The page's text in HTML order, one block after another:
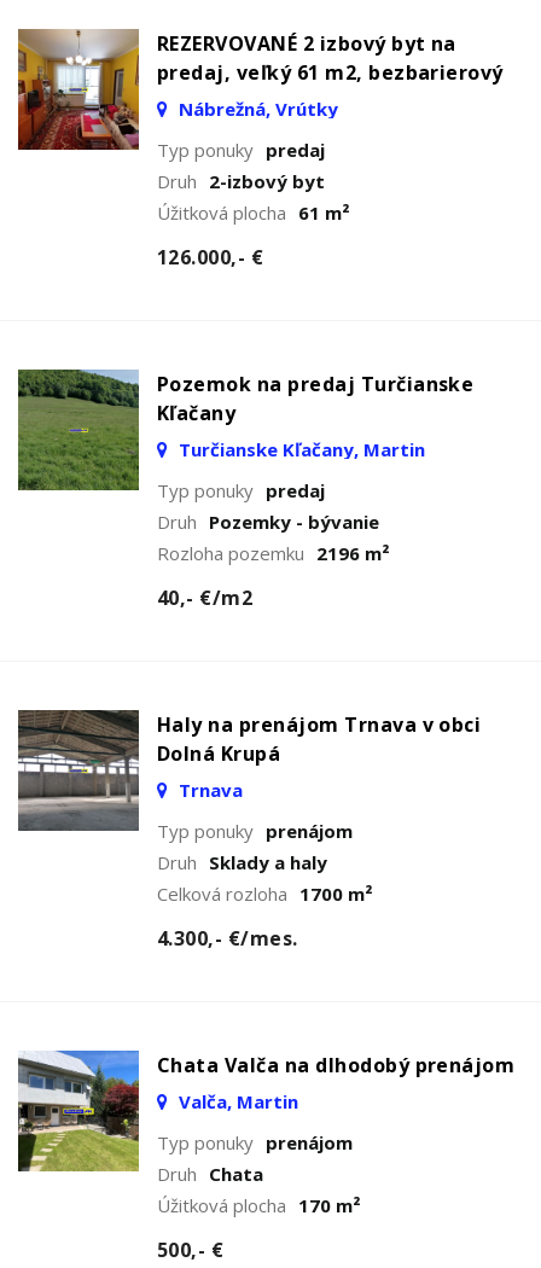
REZERVOVANÉ 2 izbový byt na
predaj, veľký 61 m2, bezbarierový
Nábrežná, Vrútky
Typ ponuky predaj
Druh 2-izbový byt
Úžitková plocha 61 m²
126.000,- €
Pozemok na predaj Turčianske
Kľačany
Turčianske Kľačany, Martin
Typ ponuky predaj
Druh Pozemky - bývanie
Rozloha pozemku 2196 m²
40,- €/m2
Haly na prenájom Trnava v obci
Dolná Krupá
Trnava
Typ ponuky prenájom
Druh Sklady a haly
Celková rozloha 1700 m²
4.300,- €/mes.
Chata Valča na dlhodobý prenájom
Valča, Martin
Typ ponuky prenájom
Druh Chata
Úžitková plocha 170 m²
500,- €